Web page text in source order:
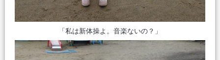
「私は新体操よ。音楽ないの？」